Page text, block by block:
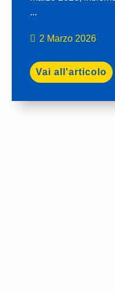
...
2 Marzo 2026
Vai all'articolo